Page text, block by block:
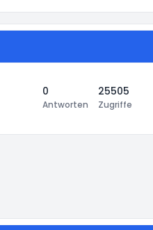
0
Antworten
25505
Zugriffe